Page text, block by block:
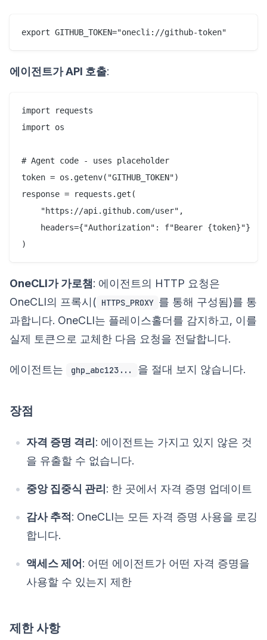
에이전트가 API 호출:
import requests
import os
# Agent code - uses placeholder
token = os.getenv("GITHUB_TOKEN")
response = requests.get(
    "https://api.github.com/user",
    headers={"Authorization": f"Bearer {token}"}
OneCLI가 가로챔: 에이전트의 HTTP 요청은
OneCLI의 프록시( HTTPS_PROXY 를 통해 구성됨)를 통
과합니다. OneCLI는 플레이스홀더를 감지하고, 이를
실제 토큰으로 교체한 다음 요청을 전달합니다.
에이전트는 ghp_abc123... 을 절대 보지 않습니다.
장점
자격 증명 격리: 에이전트는 가지고 있지 않은 것
을 유출할 수 없습니다.
중앙 집중식 관리: 한 곳에서 자격 증명 업데이트
감사 추적: OneCLI는 모든 자격 증명 사용을 로깅
합니다.
액세스 제어: 어떤 에이전트가 어떤 자격 증명을
사용할 수 있는지 제한
제한 사항